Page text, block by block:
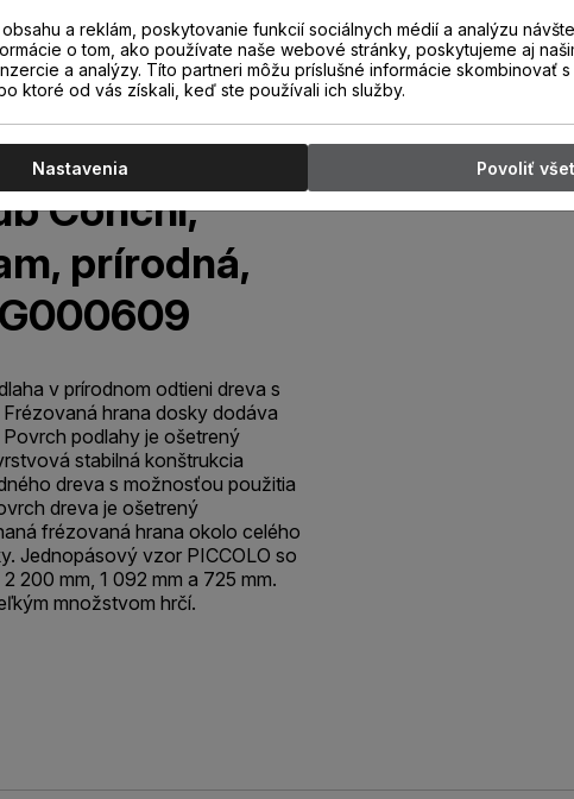
Conchi,
prírodná,
v prírodnom odtieni dreva s
hrana dosky dodáva
podlahy je ošetrený
stabilná konštrukcia
dreva s možnosťou použitia
dreva je ošetrený
frézovaná hrana okolo celého
Jednopásový vzor PICCOLO so
200 mm, 1 092 mm a 725 mm.
množstvom hrčí.
a reklám, poskytovanie funkcií sociálnych médií a analýzu
o tom, ako používate naše webové stránky, poskytujeme aj
a analýzy. Títo partneri môžu príslušné informácie skombinovať
ktoré od vás získali, keď ste používali ich služby.
Nastavenia Povoliť